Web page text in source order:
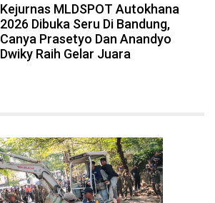
Kejurnas MLDSPOT Autokhana
2026 Dibuka Seru Di Bandung,
Canya Prasetyo Dan Anandyo
Dwiky Raih Gelar Juara